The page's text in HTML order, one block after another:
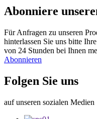
Abonniere
Für Anfragen zu unseren
hinterlassen Sie uns bitte
von 24 Stunden bei Ihnen
Abonnieren
Folgen Sie uns
auf unseren sozialen Medien